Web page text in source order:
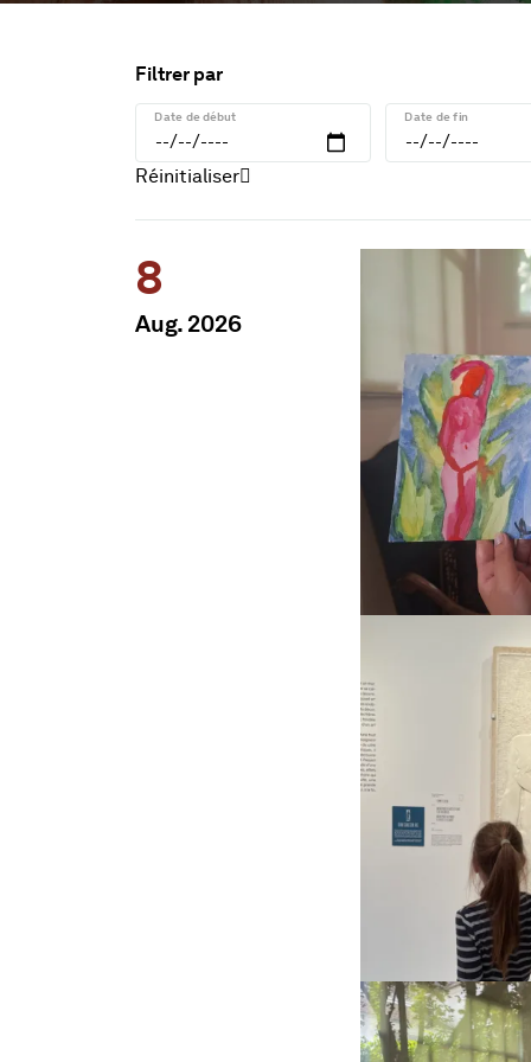
Filtrer l'agenda
par
Date de début Date de fin
Réinitialiser
Information pour la date
8
Aug. 2026